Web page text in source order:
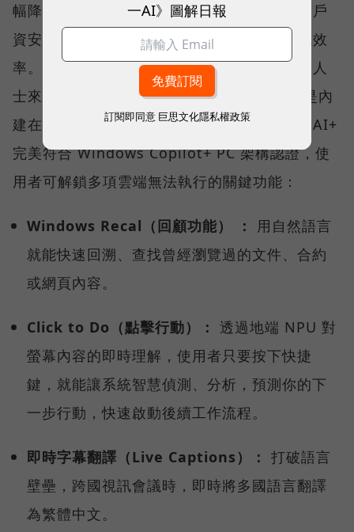
幅降低對雲端的依賴，確保企業敏感資料與客戶
資安不外洩，同時兼顧資料處理的速度與能源效
率。對於每天需要處理大量文件與郵件的商務人
士來說，AI 不再只是網頁上的聊天工具，而是內
建在系統底層的數位助手。Prestige 14 Flip AI+
完美符合 Windows Copilot+ PC 架構認證，使
用者可解鎖多項雲端無法執行的關鍵功能：
Windows Recal（回顧功能） ：
用自然語言
就能快速回溯、查找曾經瀏覽過的文件、合約
或網頁內容。
Click to Do（點擊行動）： 透過地端 NPU 對
螢幕內容的即時理解，使用者只要按下快捷
鍵，就能讓系統智慧偵測、分析，預測你的下
一步行動，快速啟動後續工作流程。
即時字幕翻譯（Live Captions）： 打破語言
壁壘，跨國視訊會議時，即時將多國語言翻譯
為繁體中文。
一AI》圖解日報
訂閱即同意 巨思文化隱私權政策